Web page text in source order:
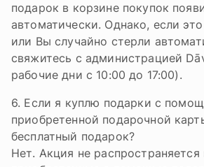
подарок в корзине покупок
автоматически. Однако, если
или Вы случайно стерли
свяжитесь с администрацией
рабочие дни с 10:00 до 17:00).
6. Если я куплю подарки с
приобретенной подарочной
бесплатный подарок?
Нет. Акция не распространяется